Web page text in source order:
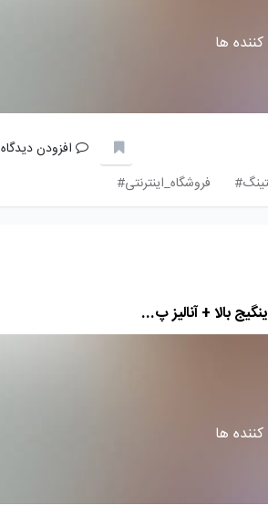
ها
افزودن دیدگاه
فروشگاه_اینترنتی#
بالا + آنالیز پ...
ها